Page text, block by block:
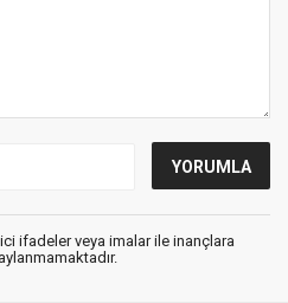
ifadeler veya imalar ile inançlara